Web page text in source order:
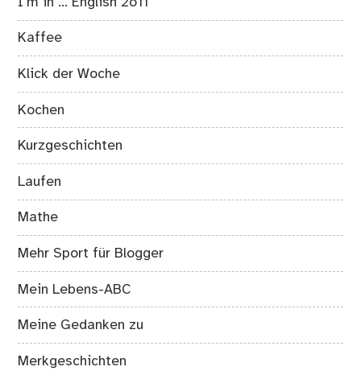
Kaffee
Klick der Woche
Kochen
Kurzgeschichten
Laufen
Mathe
Mehr Sport für Blogger
Mein Lebens-ABC
Meine Gedanken zu
Merkgeschichten